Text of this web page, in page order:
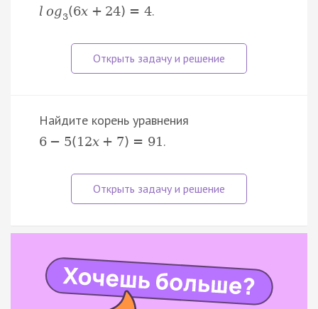
l og3(6x + 24) = 4.
Найдите корень уравнения
6 − 5(12x + 7) = 91 .